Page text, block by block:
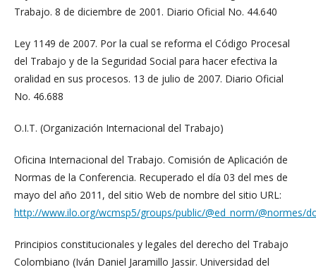
Trabajo. 8 de diciembre de 2001. Diario Oficial No. 44.640
Ley 1149 de 2007. Por la cual se reforma el Código Procesal
del Trabajo y de la Seguridad Social para hacer efectiva la
oralidad en sus procesos. 13 de julio de 2007. Diario Oficial
No. 46.688
O.I.T. (Organización Internacional del Trabajo)
Oficina Internacional del Trabajo. Comisión de Aplicación de
Normas de la Conferencia. Recuperado el día 03 del mes de
mayo del año 2011, del sitio Web de nombre del sitio URL:
http://www.ilo.org/wcmsp5/groups/public/@ed_norm/@normes/
Principios constitucionales y legales del derecho del Trabajo
Colombiano (Iván Daniel Jaramillo Jassir. Universidad del